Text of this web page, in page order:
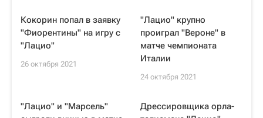
Кокорин попал в заявку
"Фиорентины" на игру с
"Лацио"
26 октября 2021
"Лацио" крупно
проиграл "Вероне" в
матче чемпионата
Италии
24 октября 2021
"Лацио" и "Марсель"
Дрессировщика орла-